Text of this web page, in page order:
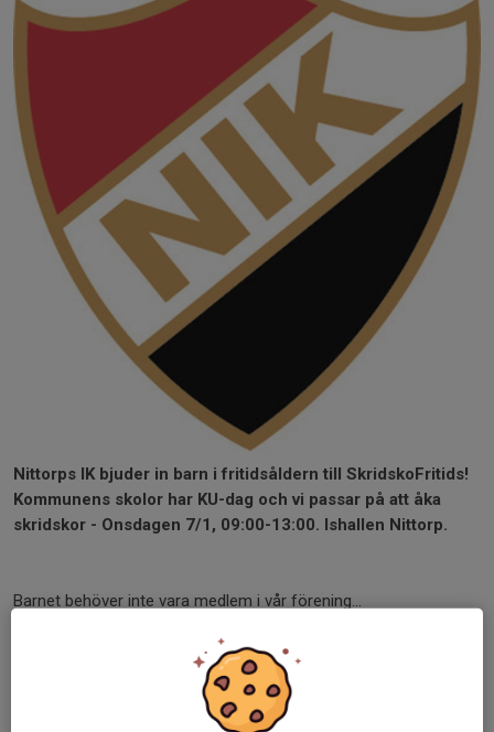
Nittorps IK bjuder in barn i fritidsåldern till SkridskoFritids!
Kommunens skolor har KU-dag och vi passar på att åka
skridskor - Onsdagen 7/1, 09:00-13:00. Ishallen Nittorp.
Barnet behöver inte vara medlem i vår förening...